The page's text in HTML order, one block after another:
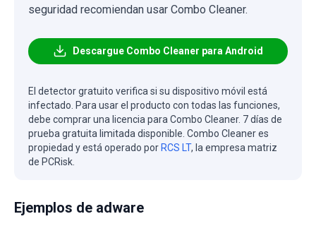
seguridad recomiendan usar Combo Cleaner.
Descargue Combo Cleaner para Android
El detector gratuito verifica si su dispositivo móvil está
infectado. Para usar el producto con todas las funciones,
debe comprar una licencia para Combo Cleaner. 7 días de
prueba gratuita limitada disponible. Combo Cleaner es
propiedad y está operado por RCS LT, la empresa matriz
de PCRisk.
Ejemplos de adware